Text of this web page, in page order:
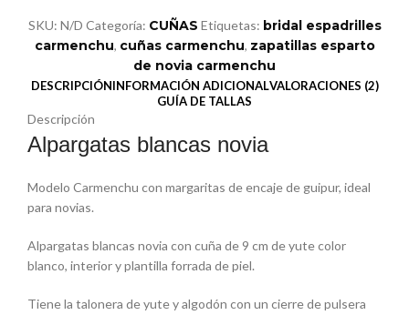
SKU: N/D Categoría: CUÑAS Etiquetas: bridal espadrilles
carmenchu, cuñas carmenchu, zapatillas esparto
de novia carmenchu
DESCRIPCIÓNINFORMACIÓN ADICIONALVALORACIONES (2)
GUÍA DE TALLAS
Descripción
Alpargatas blancas novia
Modelo Carmenchu con margaritas de encaje de guipur, ideal
para novias.
Alpargatas blancas novia con cuña de 9 cm de yute color
blanco, interior y plantilla forrada de piel.
Tiene la talonera de yute y algodón con un cierre de pulsera